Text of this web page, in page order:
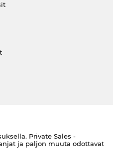
Private Sales -
ja paljon muuta odottavat